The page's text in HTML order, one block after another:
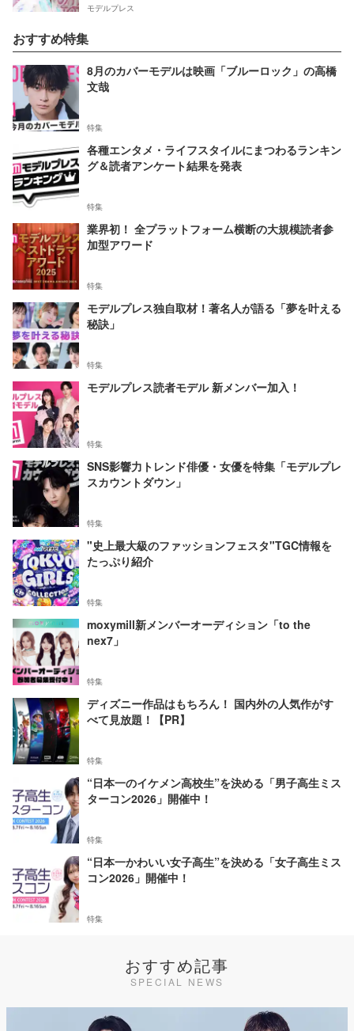
モデルプレス
おすすめ特集
8月のカバーモデルは映画「ブルーロック」の高橋
文哉
特集
各種エンタメ・ライフスタイルにまつわるランキン
グ＆読者アンケート結果を発表
特集
業界初！ 全プラットフォーム横断の大規模読者参
加型アワード
特集
モデルプレス独自取材！著名人が語る「夢を叶える
秘訣」
特集
モデルプレス読者モデル 新メンバー加入！
特集
SNS影響力トレンド俳優・女優を特集「モデルプレ
スカウントダウン」
特集
"史上最大級のファッションフェスタ"TGC情報を
たっぷり紹介
特集
moxymill新メンバーオーディション「to the
nex7」
特集
ディズニー作品はもちろん！ 国内外の人気作がす
べて見放題！【PR】
特集
“日本一のイケメン高校生”を決める「男子高生ミス
ターコン2026」開催中！
特集
“日本一かわいい女子高生”を決める「女子高生ミス
コン2026」開催中！
特集
おすすめ記事
SPECIAL NEWS